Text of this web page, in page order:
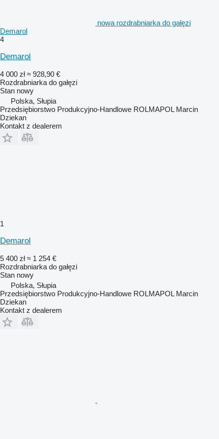
nowa rozdrabniarka do gałęzi
Demarol
4
Demarol
4 000 zł ≈ 928,90 €
Rozdrabniarka do gałęzi
Stan nowy
Polska, Słupia
Przedsiębiorstwo Produkcyjno-Handlowe ROLMAPOL Marcin
Dziekan
Kontakt z dealerem
1
Demarol
5 400 zł ≈ 1 254 €
Rozdrabniarka do gałęzi
Stan nowy
Polska, Słupia
Przedsiębiorstwo Produkcyjno-Handlowe ROLMAPOL Marcin
Dziekan
Kontakt z dealerem